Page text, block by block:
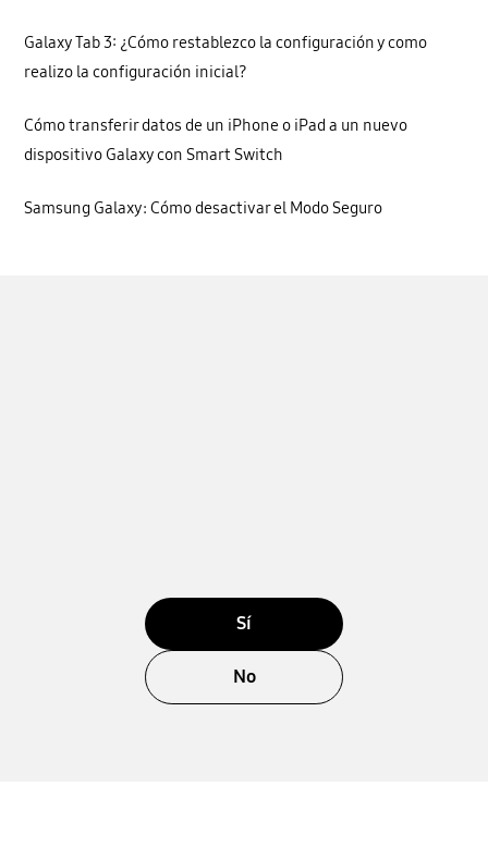
Galaxy Tab 3: ¿Cómo restablezco la configuración y como
realizo la configuración inicial?
Cómo transferir datos de un iPhone o iPad a un nuevo
dispositivo Galaxy con Smart Switch
Samsung Galaxy: Cómo desactivar el Modo Seguro
Sí
No